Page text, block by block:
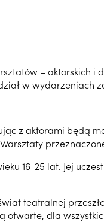
– aktorskich
w wydarzeniach
z aktorami będą
16-25 lat. Jej
teatralnej
otwarte, dla